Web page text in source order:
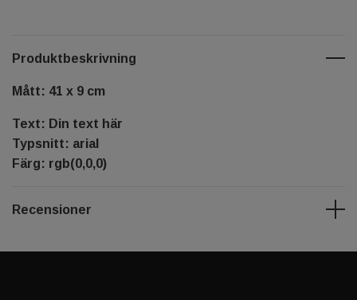
Produktbeskrivning
Mått: 41 x 9 cm
Text: Din text här
Typsnitt: arial
Färg: rgb(0,0,0)
Recensioner